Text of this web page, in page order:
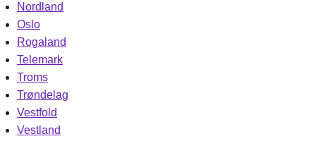
Nordland
Oslo
Rogaland
Telemark
Troms
Trøndelag
Vestfold
Vestland